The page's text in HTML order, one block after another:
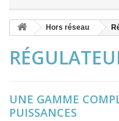
Hors réseau
UNE GAMME
PUISSANCES